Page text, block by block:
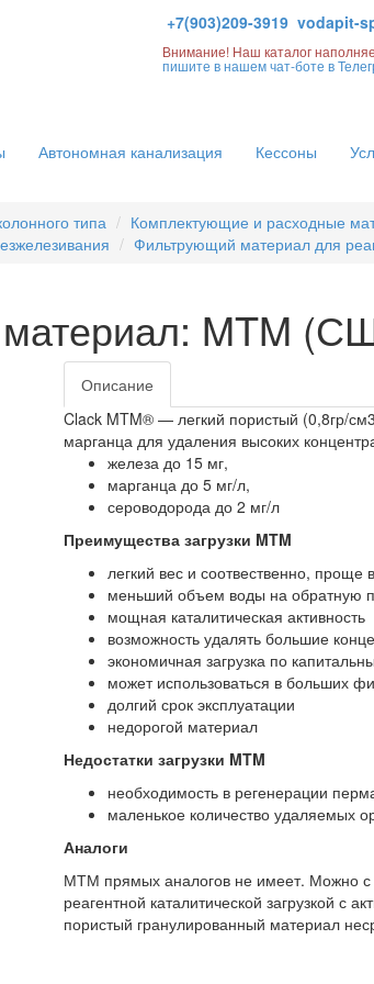
+7(903)209-3919 vodapit-
Внимание! Наш каталог
пишите в нашем чат-боте в
Автономная канализация Кессоны
типа Комплектующие и расходные
Фильтрующий материал для
MTM
Описание
Clack MTM® — легкий пористый (0,8гр/
марганца для удаления высоких
железа до 15 мг,
марганца до 5 мг/л,
сероводорода до 2 мг/л
Преимущества загрузки MTM
легкий вес и соотвественно, проще
меньший объем воды на обратную
мощная каталитическая активность
возможность удалять большие
экономичная загрузка по
может использоваться в больших
долгий срок эксплуатации
недорогой материал
Недостатки загрузки MTM
необходимость в регенерации
маленькое количество удаляемых
Аналоги
МТМ прямых аналогов не имеет. Можно с
реагентной каталитической загрузкой с
пористый гранулированный материал